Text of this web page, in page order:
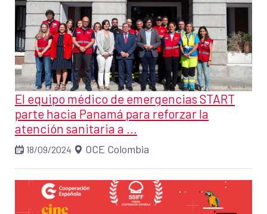
El equipo médico de emergencias START
parte hacia Panamá para reforzar la
atención sanitaria a ...
18/09/2024 OCE Colombia